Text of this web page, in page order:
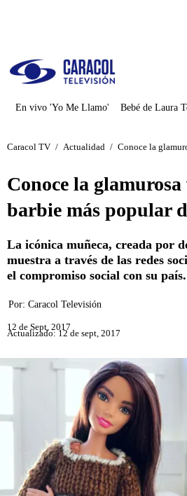
En vivo 'Yo Me Llamo' Bebé de Laura
Caracol TV / Actualidad / Conoce la
Conoce la
barbie más popular
La icónica muñeca, creada por
muestra a través de las redes
el compromiso social con su país.
Por: Caracol Televisión
12 de Sept, 2017
Actualizado: 12 de sept, 2017